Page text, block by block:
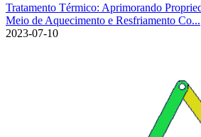
Tratamento Térmico: Aprimorando
Meio de Aquecimento e Resfriamento Co...
2023-07-10